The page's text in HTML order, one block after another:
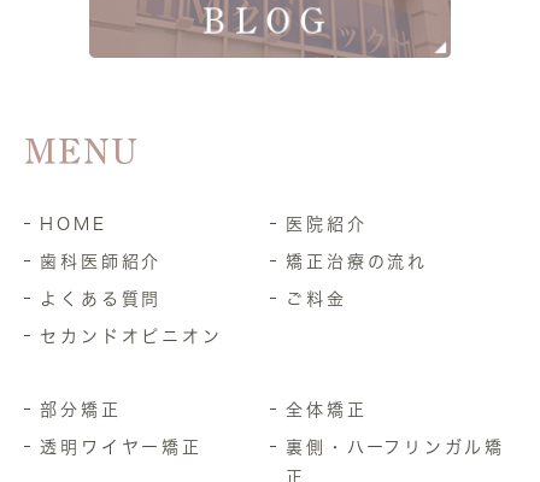
MENU
HOME 医院紹介
歯科医師紹介 矯正治療の流れ
よくある質問 ご料金
セカンドオピニオン
部分矯正 全体矯正
透明ワイヤー矯正
裏側・ハーフリンガル矯
正